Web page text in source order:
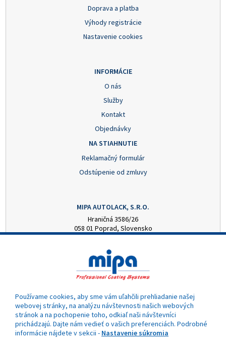
Doprava a platba
Výhody registrácie
Nastavenie cookies
INFORMÁCIE
O nás
Služby
Kontakt
Objednávky
NA STIAHNUTIE
Reklamačný formulár
Odstúpenie od zmluvy
MIPA AUTOLACK, S.R.O.
Hraničná 3586/26
058 01 Poprad, Slovensko
mipa@autolack.sk
OTVÁRACIE HODINY
Pondelok - Piatok: 8:00 - 16:00 hod.
Používame cookies, aby sme vám uľahčili prehliadanie našej
webovej stránky, na analýzu návštevnosti našich webových
stránok a na pochopenie toho, odkiaľ naši návštevníci
prichádzajú. Dajte nám vedieť o vašich preferenciách. Podrobné
informácie nájdete v sekcii - Nastavenie súkromia